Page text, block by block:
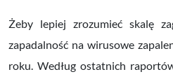
Żeby lepiej zrozumieć skalę
zapadalność na wirusowe
roku. Według ostatnich